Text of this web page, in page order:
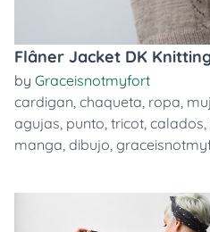
Flâner Jacket DK
by Graceisnotmyfort
cardigan, chaqueta, ropa,
agujas, punto, tricot, calados,
manga, dibujo,